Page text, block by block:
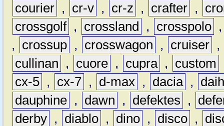
courier , cr-v , cr-z , crafter ,
crossgolf , crossland , crosspolo
,
crossup , crosswagon , cruiser ,
cullinan
, cuore , cupra , custom
cx-5 , cx-7 , d-max , dacia ,
dauphine , dawn , defektes ,
derby , diablo , dino , disco ,